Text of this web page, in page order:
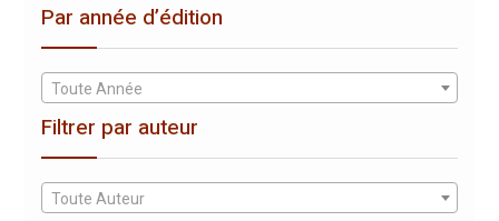
Par année d’édition
Toute Année
Filtrer par auteur
Toute Auteur